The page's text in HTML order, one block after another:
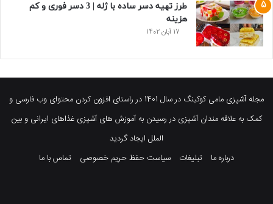
طرز تهیه دسر ساده با ژله | 3 دسر فوری و کم
هزینه
17 آبان 1402
مجله آشپزی مامی کوکینگ در سال 1401 در راستای افزون کردن محتوای وب فارسی و
کمک به علاقه مندان آشپزی در رسیدن به آموزش های آشپزی غذاهای ایرانی و بین
الملل ایجاد گردید
درباره ما
تبلیغات سیاست حفظ حریم خصوصی تماس با ما